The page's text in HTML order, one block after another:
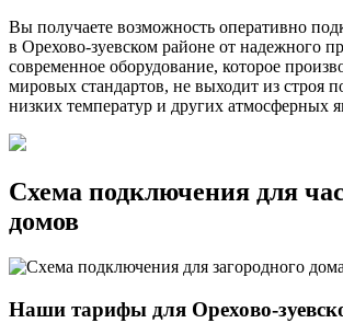
Вы получаете возможность оперативно
в Орехово-зуевском районе от надежного
современное оборудование, которое
мировых стандартов, не выходит из строя
низких температур и других атмосферных
Схема подключения для
домов
Наши тарифы для Орехово-